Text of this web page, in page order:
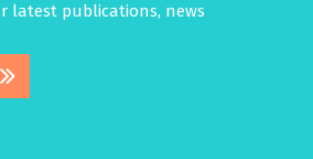
latest publications, news